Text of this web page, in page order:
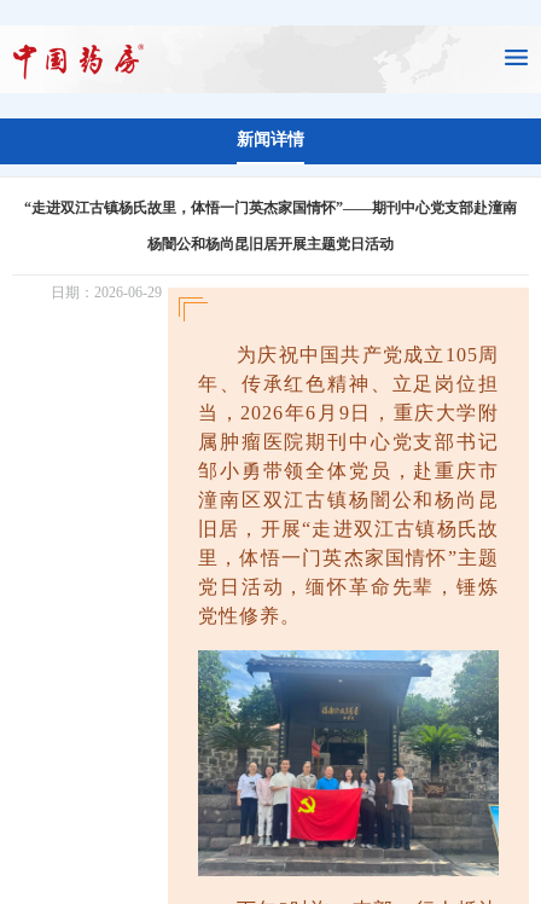
新闻详情
“走进双江古镇杨氏故里，体悟一门英杰家国情怀”——期刊中心党支部赴潼南
杨闇公和杨尚昆旧居开展主题党日活动
日期：2026-06-29
为庆祝中国共产党成立 105周
年
传承红色精神、立足岗位担
当， 2026年6 月 9 日，重庆大学附
属肿瘤医院期刊中心党支部书记
邹小勇带领全体党员，赴重庆市
潼南区双江古镇杨闇公和杨尚昆
旧居，开展“走进双江古镇杨氏故
里，体悟一门英杰家国情怀”主题
党日活动，缅怀革命先辈，锤炼
党性修养。